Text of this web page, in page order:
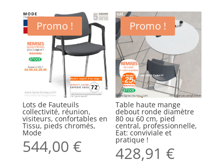
Promo !
Lots de Fauteuils
collectivité, réunion,
visiteurs, confortables en
Tissu, pieds chromés,
Mode
544,00 €
Promo !
Table haute mange
debout ronde diamètre
80 ou 60 cm, pied
central, professionnelle,
Eat: conviviale et
pratique !
428,91€